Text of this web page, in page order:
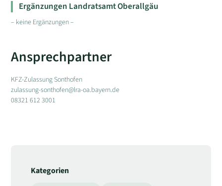
Ergänzungen Landratsamt Oberallgäu
– keine Ergänzungen –
Ansprechpartner
KFZ-Zulassung Sonthofen
zulassung-sonthofen@lra-oa.bayern.de
08321 612 3001
Kategorien